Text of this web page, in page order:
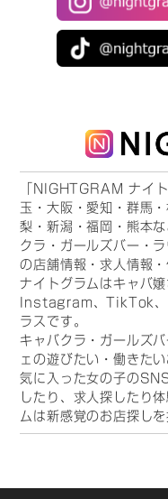
「NIGHTGRAM ナイ
玉・大阪・愛知・群馬
梨・新潟・福岡・熊本
クラ・ガールズバー・
の店舗情報・求人情報
ナイトグラムはキャバ
Instagram、TikTok、
ラスです。
キャバクラ・ガールズ
ェの遊びたい・働きた
気に入った女の子の
したり、求人探したり
ムは新感覚のお店探し